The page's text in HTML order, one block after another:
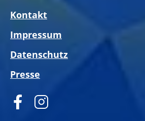
Kontakt
Impressum
Datenschutz
Presse